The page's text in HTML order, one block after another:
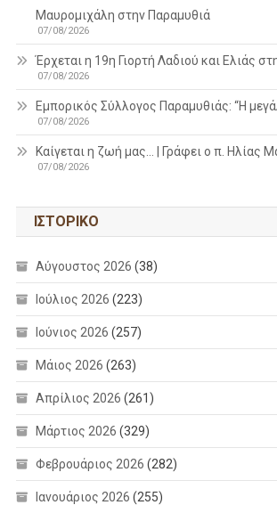
Μαυρομιχάλη στην Παραμυθιά
07/08/2026
Έρχεται η 19η Γιορτή Λαδιού και Ελιάς
07/08/2026
Εμπορικός Σύλλογος Παραμυθιάς: “Η
07/08/2026
Καίγεται η ζωή μας… | Γράφει ο π. Ηλίας
07/08/2026
ΙΣΤΟΡΙΚΌ
Αύγουστος 2026 (38)
Ιούλιος 2026 (223)
Ιούνιος 2026 (257)
Μάιος 2026 (263)
Απρίλιος 2026 (261)
Μάρτιος 2026 (329)
Φεβρουάριος 2026 (282)
Ιανουάριος 2026 (255)